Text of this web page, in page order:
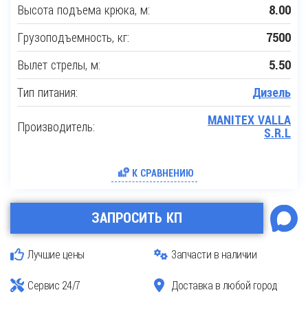
Высота подъема крюка, м: 8.00
Грузоподъемность, кг: 7500
Вылет стрелы, м: 5.50
Тип питания: Дизель
Производитель:
MANITEX VALLA
S.R.L
К СРАВНЕНИЮ
ЗАПРОСИТЬ КП
Лучшие цены Запчасти в наличии
Сервис 24/7 Доставка в любой город